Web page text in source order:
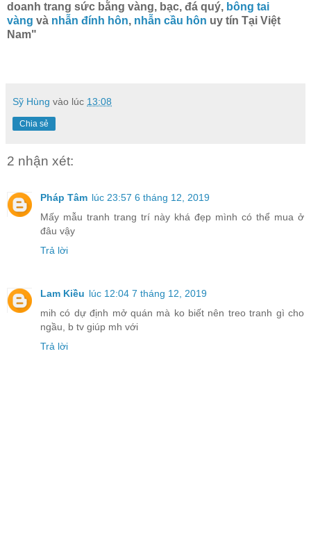
doanh trang sức bằng vàng, bạc, đá quý, bông tai
vàng và nhẫn đính hôn, nhẫn cầu hôn uy tín Tại Việt
Nam"
Sỹ Hùng vào lúc 13:08
Chia sẻ
2 nhận xét:
Pháp Tâm lúc 23:57 6 tháng 12, 2019
Mấy mẫu tranh trang trí này khá đẹp mình có thể mua ở
đâu vậy
Trả lời
Lam Kiều lúc 12:04 7 tháng 12, 2019
mih có dự định mở quán mà ko biết nên treo tranh gì cho
ngầu, b tv giúp mh với
Trả lời